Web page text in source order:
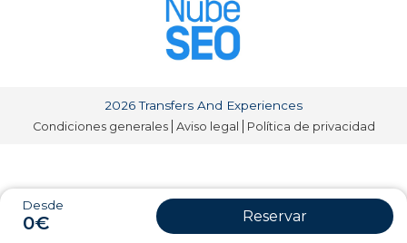
Desde
0€ Reservar
2026 Transfers And Experiences
Condiciones generales Aviso legal Política de privacidad